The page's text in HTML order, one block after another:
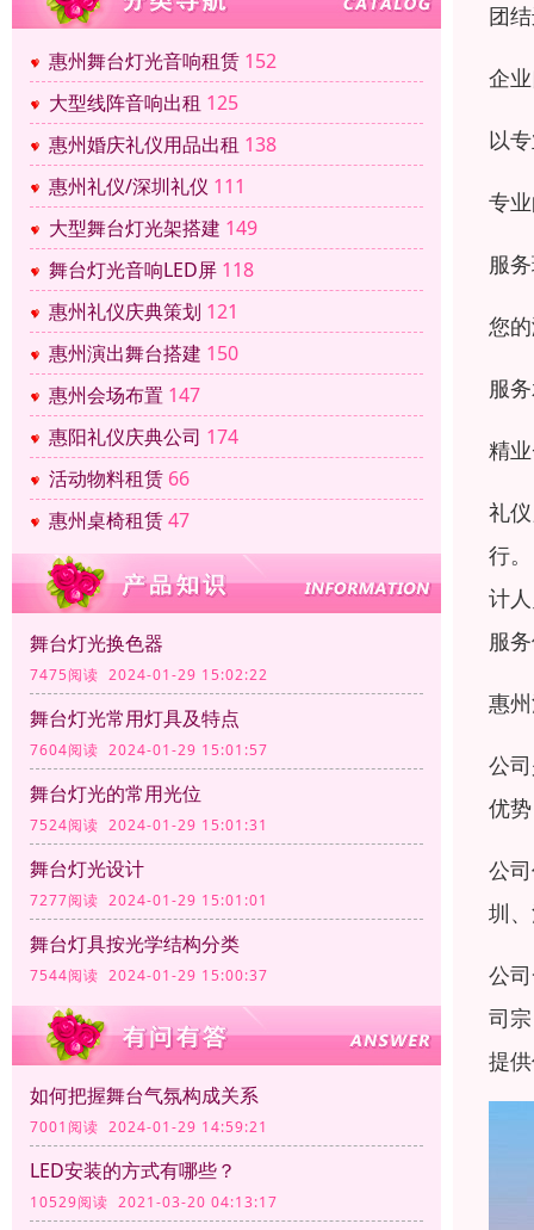
惠州舞台灯光音响租赁 152
大型线阵音响出租 125
惠州婚庆礼仪用品出租 138
惠州礼仪/深圳礼仪 111
大型舞台灯光架搭建 149
舞台灯光音响LED屏 118
惠州礼仪庆典策划 121
惠州演出舞台搭建 150
惠州会场布置 147
惠阳礼仪庆典公司 174
活动物料租赁 66
惠州桌椅租赁47
舞台灯光换色器
7475阅读 2024-01-29 15:02:22
舞台灯光常用灯具及特点
7604阅读 2024-01-29 15:01:57
舞台灯光的常用光位
7524阅读 2024-01-29 15:01:31
舞台灯光设计
7277阅读 2024-01-29 15:01:01
舞台灯具按光学结构分类
7544阅读 2024-01-29 15:00:37
如何把握舞台气氛构成关系
7001阅读 2024-01-29 14:59:21
LED安装的方式有哪些？
10529阅读 2021-03-20 04:13:17
团
企
以
专
服
您
服
精
礼
行
计
服
惠
公
优
公
圳
公
司
提